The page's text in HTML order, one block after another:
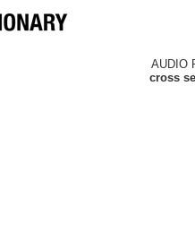
AUDIO
cross